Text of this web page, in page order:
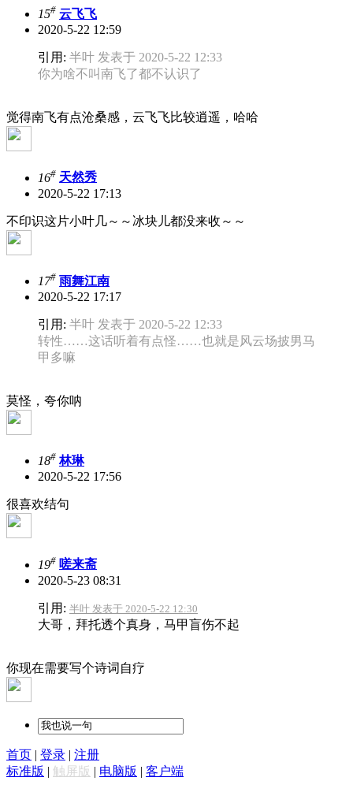
15# 云飞飞
2020-5-22 12:59
引用: 半叶 发表于 2020-5-22 12:33
你为啥不叫南飞了都不认识了
觉得南飞有点沧桑感，云飞飞比较逍遥，哈哈
16# 天然秀
2020-5-22 17:13
不印识这片小叶几～～冰块儿都没来收～～
17# 雨舞江南
2020-5-22 17:17
引用: 半叶 发表于 2020-5-22 12:33
转性……这话听着有点怪……也就是风云场披男马
甲多嘛
莫怪，夸你呐
18# 林琳
2020-5-22 17:56
很喜欢结句
19# 嗟来斋
2020-5-23 08:31
引用: 半叶 发表于 2020-5-22 12:30
大哥，拜托透个真身，马甲盲伤不起
你现在需要写个诗词自疗
首页 | 登录 | 注册
标准版 | 触屏版 | 电脑版 | 客户端